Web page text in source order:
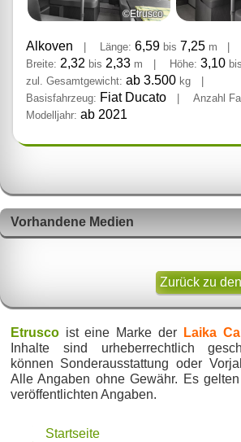
©Etrusco
Alkoven | Länge: 6,59 bis 7,25 m
|
Breite: 2,32 bis 2,33 m | Höhe: 3,10 bis
zul. Gesamtgewicht: ab 3.500 kg
Basisfahrzeug: Fiat Ducato Anzahl
Modelljahr: ab 2021
Vorhandene Medien
Zurück zu
Etruscoist eine Marke der Laika
Inhalte sind urheberrechtlich
können Sonderausstattung oder
Alle Angaben ohne Gewähr. Es
veröffentlichten Angaben.
Startseite